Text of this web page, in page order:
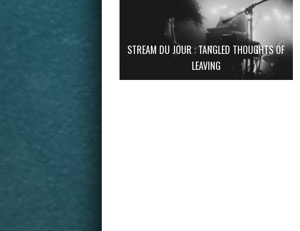
STREAM DU JOUR : TANGLED THOUGHTS OF
LEAVING